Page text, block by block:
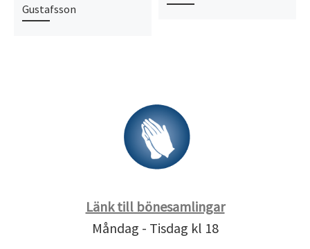
Gustafsson
Länk till bönesamlingar
Måndag - Tisdag kl 18